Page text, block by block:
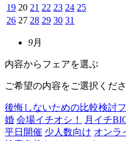
19 20 21 22 23 24 25
26 27 28 29 30 31
9月
内容からフェアを選ぶ
ご希望の内容をご選択くださ
後悔しないための比較検討
婚 会場イチオシ！ 月イチ
平日開催 少人数向け オンラ